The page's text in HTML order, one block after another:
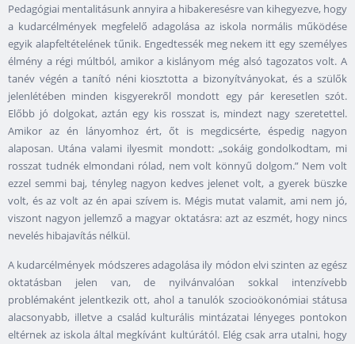
Pedagógiai mentalitásunk annyira a hibakeresésre van kihegyezve, hogy
a kudarcélmények megfelelő adagolása az iskola normális működése
egyik alapfeltételének tűnik. Engedtessék meg nekem itt egy személyes
élmény a régi múltból, amikor a kislányom még alsó tagozatos volt. A
tanév végén a tanító néni kiosztotta a bizonyítványokat, és a szülők
jelenlétében minden kisgyerekről mondott egy pár keresetlen szót.
Előbb jó dolgokat, aztán egy kis rosszat is, mindezt nagy szeretettel.
Amikor az én lányomhoz ért, őt is megdicsérte, éspedig nagyon
alaposan. Utána valami ilyesmit mondott: „sokáig gondolkodtam, mi
rosszat tudnék elmondani rólad, nem volt könnyű dolgom.” Nem volt
ezzel semmi baj, tényleg nagyon kedves jelenet volt, a gyerek büszke
volt, és az volt az én apai szívem is. Mégis mutat valamit, ami nem jó,
viszont nagyon jellemző a magyar oktatásra: azt az eszmét, hogy nincs
nevelés hibajavítás nélkül.
A kudarcélmények módszeres adagolása ily módon elvi szinten az egész
oktatásban jelen van, de nyilvánvalóan sokkal intenzívebb
problémaként jelentkezik ott, ahol a tanulók szocioökonómiai státusa
alacsonyabb, illetve a család kulturális mintázatai lényeges pontokon
eltérnek az iskola által megkívánt kultúrától. Elég csak arra utalni, hogy